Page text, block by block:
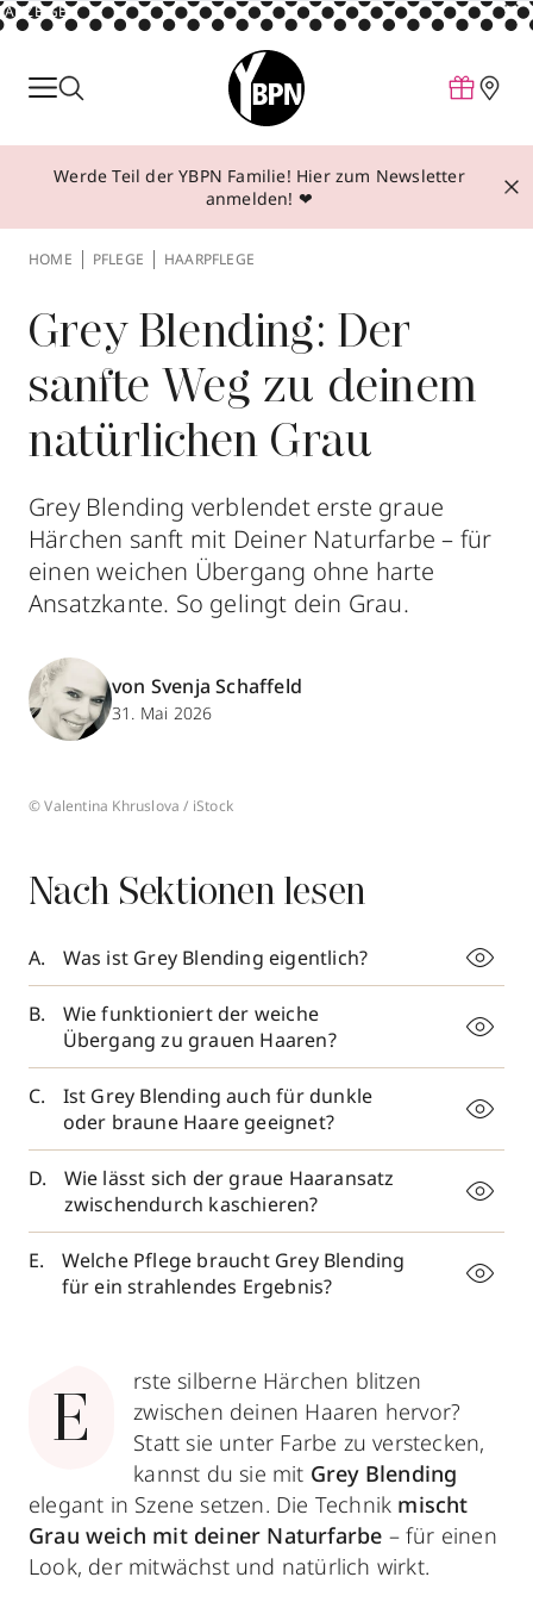
ANZEIGE
Parfum
Make-up
Behandlungen
Über YBPN
Aktionen
Storefinder
Werde Teil der YBPN Familie! Hier zum Newsletter
anmelden! ❤
HOME PFLEGE HAARPFLEGE
Grey Blending: Der
sanfte Weg zu deinem
natürlichen Grau
Grey Blending verblendet erste graue
Härchen sanft mit Deiner Naturfarbe – für
einen weichen Übergang ohne harte
Ansatzkante. So gelingt dein Grau.
von Svenja Schaffeld
31. Mai 2026
© Valentina Khruslova / iStock
Nach Sektionen lesen
Was ist Grey Blending eigentlich?
Wie funktioniert der weiche
Übergang zu grauen Haaren?
Ist Grey Blending auch für dunkle
oder braune Haare geeignet?
Wie lässt sich der graue Haaransatz
zwischendurch kaschieren?
Welche Pflege braucht Grey Blending
für ein strahlendes Ergebnis?
E
rste silberne Härchen blitzen
zwischen deinen Haaren hervor?
Statt sie unter Farbe zu verstecken,
kannst du sie mit Grey Blending
elegant in Szene setzen. Die Technik mischt
Grau weich mit deiner Naturfarbe – für einen
Look, der mitwächst und natürlich wirkt.